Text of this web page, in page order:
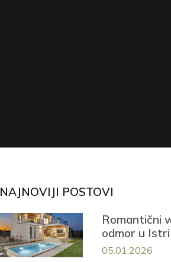
NAJNOVIJI POSTOVI
Romantični
odmor u Istri
Casa Mayren
05.01.2026